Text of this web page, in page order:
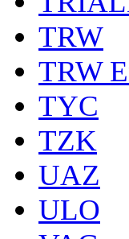
TRW
TRW
TYC
TZK
UAZ
ULO